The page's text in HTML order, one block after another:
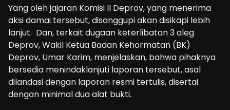
Yang oleh jajaran Komisi II Deprov, yang menerima
aksi damai tersebut, disanggupi akan disikapi lebih
lanjut. Dan, terkait dugaan keterlibatan 3 aleg
Deprov, Wakil Ketua Badan Kehormatan (BK)
Deprov, Umar Karim, menjelaskan, bahwa pihaknya
bersedia menindaklanjuti laporan tersebut, asal
dilandasi dengan laporan resmi tertulis, disertai
dengan minimal dua alat bukti.